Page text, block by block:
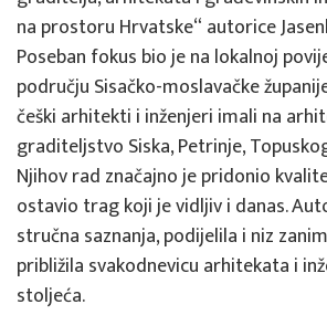
na prostoru Hrvatske“ autorice
Poseban fokus bio je na lokalnoj
području Sisačko-moslavačke
češki arhitekti i inženjeri imali na
graditeljstvo Siska, Petrinje,
Njihov rad značajno je pridonio
ostavio trag koji je vidljiv i danas.
stručna saznanja, podijelila i niz
približila svakodnevicu arhitekata i
stoljeća.